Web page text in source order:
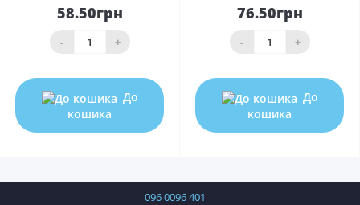
58.50грн
- +
До
кошика
76.50грн
- +
До
кошика
096 0096 401